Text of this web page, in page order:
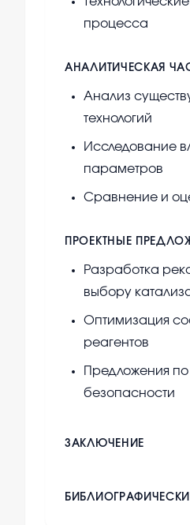
процесса
АНАЛИТИЧЕСКАЯ
Анализ
технологий
Исследование
параметров
Сравнение и
ПРОЕКТНЫЕ
Разработка
выбору
Оптимизация
реагентов
Предложения
безопасности
ЗАКЛЮЧЕНИЕ